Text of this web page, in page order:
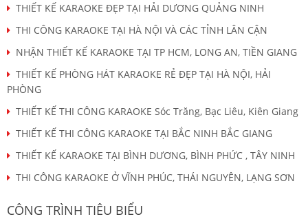
THIẾT KẾ KARAOKE ĐẸP TẠI HẢI DƯƠNG QUẢNG NINH
THI CÔNG KARAOKE TẠI HÀ NỘI VÀ CÁC TỈNH LÂN CẬN
NHẬN THIẾT KẾ KARAOKE TẠI TP HCM, LONG AN, TIỀN GIANG
THIẾT KẾ PHÒNG HÁT KARAOKE RẺ ĐẸP TẠI HÀ NỘI, HẢI
PHÒNG
THIẾT KẾ THI CÔNG KARAOKE Sóc Trăng, Bạc Liêu, Kiên Giang
THIẾT KẾ THI CÔNG KARAOKE TẠI BẮC NINH BẮC GIANG
THIẾT KẾ KARAOKE TẠI BÌNH DƯƠNG, BÌNH PHỨC , TÂY NINH
THI CÔNG KARAOKE Ở VĨNH PHÚC, THÁI NGUYÊN, LẠNG SƠN
CÔNG TRÌNH TIÊU BIỂU